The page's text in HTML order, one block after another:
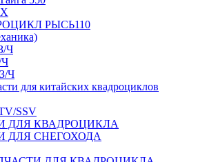
РЫСЬ110
Ч
Ч
Ч
для китайских квадроциклов
SSV
ДЛЯ КВАДРОЦИКЛА
ДЛЯ СНЕГОХОДА